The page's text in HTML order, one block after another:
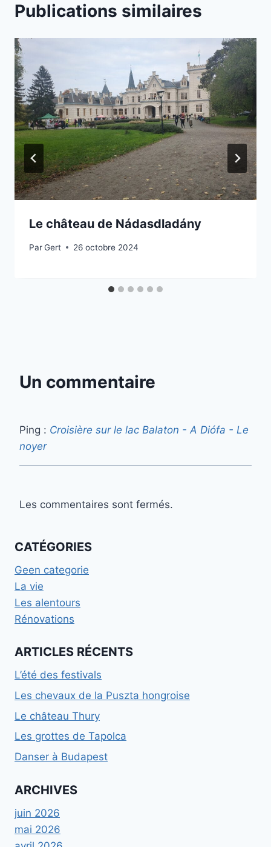
Publications similaires
Le château de Nádasdladány
ParGert 26 octobre 2024
Un commentaire
Ping : Croisière sur le lac Balaton - A Diófa - Le
noyer
Les commentaires sont fermés.
CATÉGORIES
Geen categorie
La vie
Les alentours
Rénovations
ARTICLES RÉCENTS
L’été des festivals
Les chevaux de la Puszta hongroise
Le château Thury
Les grottes de Tapolca
Danser à Budapest
ARCHIVES
juin 2026
mai 2026